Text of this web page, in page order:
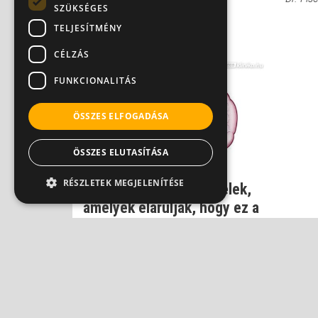
mögött
Dr. Beró Mariann
Vesekő: csalhatatlan jelek,
amelyek elárulják, hogy ez a
SZÜKSÉGES
TELJESÍTMÉNY
CÉLZÁS
FUNKCIONALITÁS
ÖSSZES ELFOGADÁSA
ÖSSZES ELUTASÍTÁSA
RÉSZLETEK MEGJELENÍTÉSE